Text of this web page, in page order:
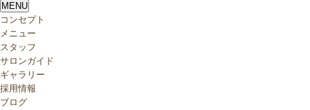
MENU
コンセプト
メニュー
スタッフ
サロンガイド
ギャラリー
採用情報
ブログ